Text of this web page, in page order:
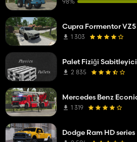
Cupra Formentor VZ5
1 303
Palet Fiziği Sabitleyici
2 835
1 319
Dodge Ram HD series